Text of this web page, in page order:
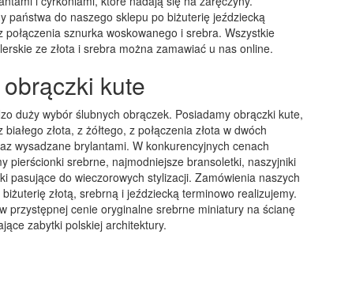
państwa do naszego sklepu po biżuterię jeździecką
połączenia sznurka woskowanego i srebra. Wszystkie
ze złota i srebra można zamawiać u nas online.
obrączki kute
duży wybór ślubnych obrączek. Posiadamy obrączki kute,
złota, z żółtego, z połączenia złota w dwóch
wysadzane brylantami. W konkurencyjnych cenach
pierścionki srebrne, najmodniejsze bransoletki, naszyjniki
pasujące do wieczorowych stylizacji. Zamówienia naszych
złotą, srebrną i jeździecką terminowo realizujemy.
przystępnej cenie oryginalne srebrne miniatury na ścianę
zabytki polskiej architektury.